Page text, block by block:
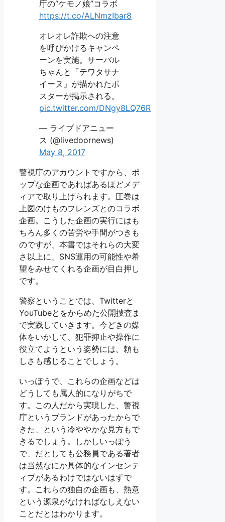
庁の“ケモノ娘”コラボ
https://t.co/ALNmzIbar8
オレオレ詐欺への注意
を呼びかけるキャンペ
ーンを実施。サーバル
ちゃんと「テワタサナ
イーヌ」が描かれたポ
スターが掲示される。
pic.twitter.com/DNgy8LQ76R
— ライブドアニュー
ス (@livedoornews)
May 8, 2017
警視庁のアカウントですから、ポ
ップな企画であればあるほどメデ
ィアで取り上げられます。圧巻は
上図のけものフレンズとのコラボ
企画。こうした企画の実行にはも
ちろん多くの苦労や手間がつきも
のですが、本書ではそれらの大変
さ以上に、SNS運用の可能性や希
望をみせてくれる企画が目白押し
です。
警察ということでは、Twitterと
YouTubeとをからめた公開捜査ま
で実践していきます。今どきの媒
体をいかして、犯罪抑止や操作に
役立てようという姿勢には、頼も
しさも感じることでしょう。
いっぽうで、これらの企画などは
どうしても属人的になりがちで
す。この人だから実現した、警視
庁というブランドがあったからで
きた、という冷ややかな見方もで
きるでしょう。しかしいっぽう
で、だとしても公務員である著者
は当然なにか具体的なインセンテ
ィブがあるわけではないはずで
す。これらの独自の企画も、熱意
という源泉がなければなしえない
ことだとはわかります。